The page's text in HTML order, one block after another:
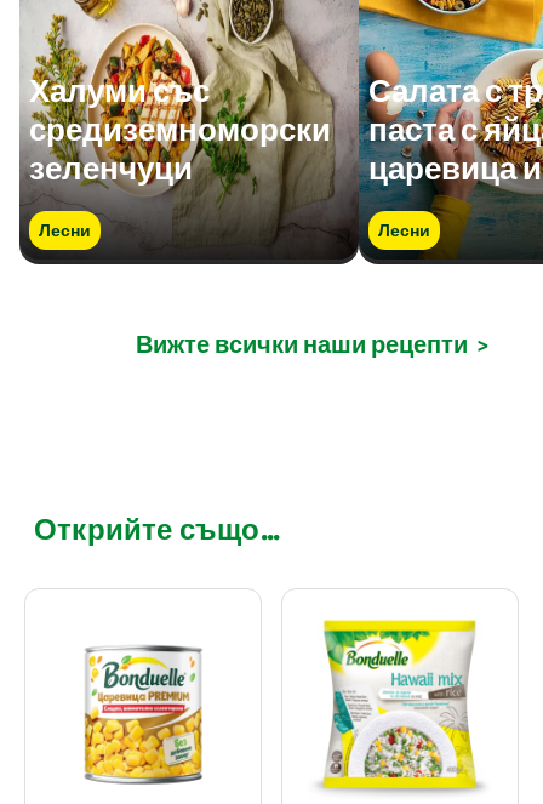
Халуми със
средиземноморски
зеленчуци
Лесни
Салата с
паста с
царевица
Лесни
Вижте всички наши рецепти >
Открийте също...